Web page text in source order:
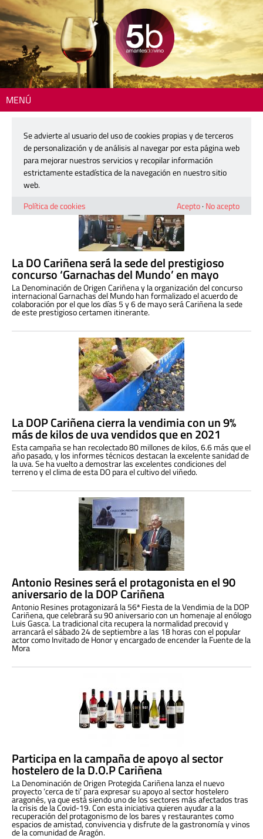
MENÚ
DO Cariñena
La DO Cariñena será la sede del prestigioso
concurso ‘Garnachas del Mundo’ en mayo
La Denominación de Origen Cariñena y la organización del concurso
internacional Garnachas del Mundo han formalizado el acuerdo de
colaboración por el que los días 5 y 6 de mayo será Cariñena la sede
de este prestigioso certamen itinerante.
La DOP Cariñena cierra la vendimia con un 9%
más de kilos de uva vendidos que en 2021
Esta campaña se han recolectado 80 millones de kilos, 6.6 más que el
año pasado, y los informes técnicos destacan la excelente sanidad de
la uva. Se ha vuelto a demostrar las excelentes condiciones del
terreno y el clima de esta DO para el cultivo del viñedo.
Antonio Resines será el protagonista en el 90
aniversario de la DOP Cariñena
Antonio Resines protagonizará la 56ª Fiesta de la Vendimia de la DOP
Cariñena, que celebrará su 90 aniversario con un homenaje al enólogo
Luis Gasca. La tradicional cita recupera la normalidad precovid y
arrancará el sábado 24 de septiembre a las 18 horas con el popular
actor como Invitado de Honor y encargado de encender la Fuente de la
Mora
Participa en la campaña de apoyo al sector
hostelero de la D.O.P Cariñena
La Denominación de Origen Protegida Cariñena lanza el nuevo
proyecto ‘cerca de ti’ para expresar su apoyo al sector hostelero
aragonés, ya que está siendo uno de los sectores más afectados tras
la crisis de la Covid-19. Con esta iniciativa quieren ayudar a la
recuperación del protagonismo de los bares y restaurantes como
espacios de amistad, convivencia y disfrute de la gastronomía y vinos
de la comunidad de Aragón.
Se advierte al usuario del uso de cookies propias y de terceros
de personalización y de análisis al navegar por esta página web
para mejorar nuestros servicios y recopilar información
estrictamente estadística de la navegación en nuestro sitio
web.
Política de cookies
Acepto· No acepto